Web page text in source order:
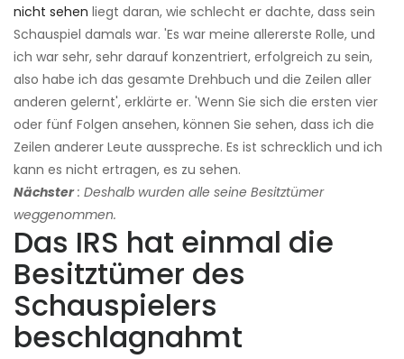
nicht sehen liegt daran, wie schlecht er dachte, dass sein
Schauspiel damals war. 'Es war meine allererste Rolle, und
ich war sehr, sehr darauf konzentriert, erfolgreich zu sein,
also habe ich das gesamte Drehbuch und die Zeilen aller
anderen gelernt', erklärte er. 'Wenn Sie sich die ersten vier
oder fünf Folgen ansehen, können Sie sehen, dass ich die
Zeilen anderer Leute ausspreche. Es ist schrecklich und ich
kann es nicht ertragen, es zu sehen.
Nächster : Deshalb wurden alle seine Besitztümer
weggenommen.
Das IRS hat einmal die
Besitztümer des
Schauspielers
beschlagnahmt